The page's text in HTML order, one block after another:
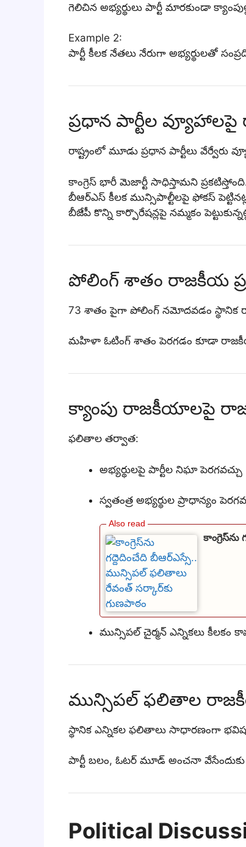
గెలిచిన అభ్యర్థులు పార్టీ మారకుండా
Example 2:
పార్టీ కీలక నేతలు నేరుగా అభ్యర్థులతో
ప్రధాన పార్టీల
రాష్ట్రంలో మూడు ప్రధాన పార్టీలు వేర్వేరు
కాంగ్రెస్ భారీ మెజార్టీ సాధిస్తామని
బీఆర్ఎస్ కీలక మున్సిపాల్టీలపై ఫోకస్
బీజేపీ కొన్ని కార్పొరేషన్లపై నమ్మకం
పోలింగ్ శాతం రాజకీయ
73 శాతం పైగా పోలింగ్ నమోదవడం స్థానిక
మహిళా ఓటింగ్ శాతం పెరగడం కూడా
క్యాంపు రాజకీయాలపై
ఫలితాల తర్వాత:
అభ్యర్థులపై పార్టీల నిఘా పెరగవచ్చు
స్వతంత్ర అభ్యర్థుల ప్రాధాన్యం
మున్సిపల్ చైర్మన్ ఎన్నికలు కీలకం
మున్సిపల్ ఫలితాల
స్థానిక ఎన్నికల ఫలితాలు సాధారణంగా
పార్టీ బలం, ఓటర్ మూడ్ అంచనా
Political